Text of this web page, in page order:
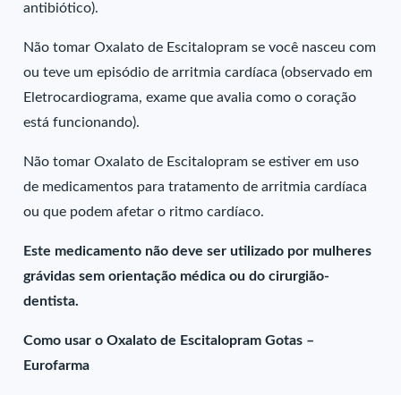
antibiótico).
Não tomar Oxalato de Escitalopram se você nasceu com
ou teve um episódio de arritmia cardíaca (observado em
Eletrocardiograma, exame que avalia como o coração
está funcionando).
Não tomar Oxalato de Escitalopram se estiver em uso
de medicamentos para tratamento de arritmia cardíaca
ou que podem afetar o ritmo cardíaco.
Este medicamento não deve ser utilizado por mulheres
grávidas sem orientação médica ou do cirurgião-
dentista.
Como usar o Oxalato de Escitalopram Gotas –
Eurofarma